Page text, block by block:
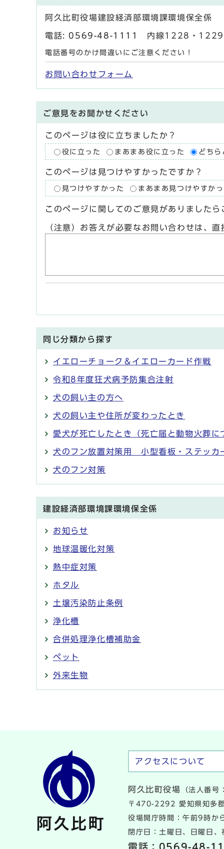
阿久比町役場建設経済部環境課環境保全係
電話: 0569-48-1111 内線1228・
電話番号のかけ間違いにご注意ください！
お問い合わせフォーム
ご意見をお聞かせください
このページは役に立ちましたか？
役に立った まあまあ役に立った どちら
このページは見つけやすかったですか？
見つけやすかった まあまあ見つけやすかっ
このページに関してのご意見がありましたら
（注意）お答えが必要なお問い合わせは、
同じ分類から探す
イエローチョーク＆イエローカード作戦
令和8年度狂犬病予防集合注射
犬の飼い主の方へ
犬の飼い主や住所が変わったとき
愛犬が死亡したとき（死亡届と動物火葬に
犬のフン放置対策用 小型看板・ステッカ
犬のフン対策
建設経済部環境課環境保全係
お知らせ
地球温暖化対策
熱中症対策
ホタル
土壌汚染防止条例
浄化槽
合併処理浄化槽補助金
ペット
外来生物
アクセスについて
阿久比町役場
（法人番
〒470-2292 愛知県知多
役場開庁時間：午前9時か
閉庁日：土曜日、日曜日
電話： 0569-48-